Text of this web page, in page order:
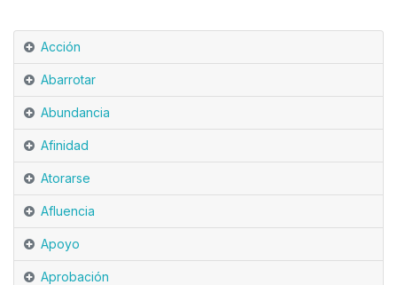
Acción
Abarrotar
Abundancia
Afinidad
Atorarse
Afluencia
Apoyo
Aprobación